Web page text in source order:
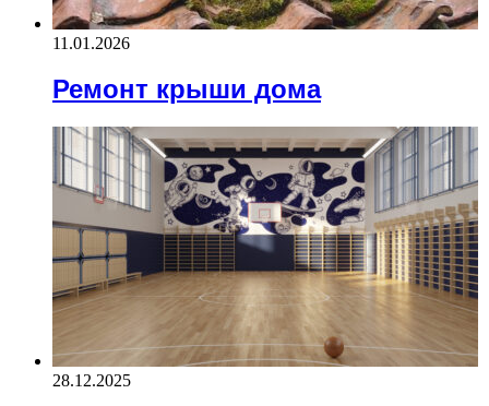
11.01.2026
Ремонт крыши дома
28.12.2025